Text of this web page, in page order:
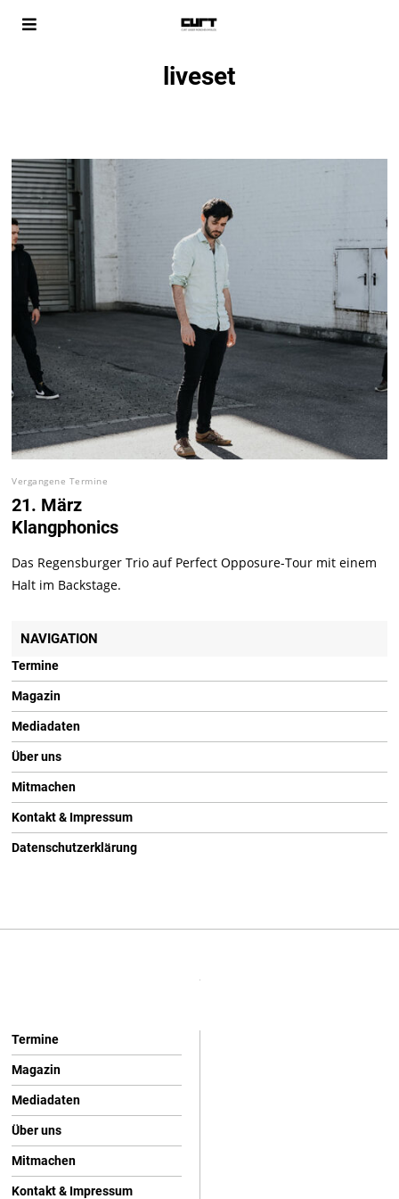
liveset
Vergangene Termine
21. März
Klangphonics
Das Regensburger Trio auf Perfect Opposure-Tour mit einem
Halt im Backstage.
NAVIGATION
Termine
Magazin
Mediadaten
Über uns
Mitmachen
Kontakt & Impressum
Datenschutzerklärung
Termine
Magazin
Mediadaten
Über uns
Mitmachen
Kontakt & Impressum